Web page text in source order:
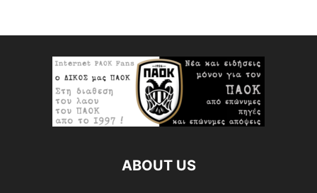
ABOUT US